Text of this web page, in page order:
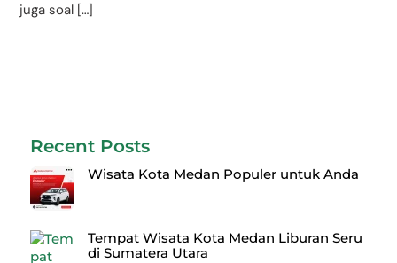
juga soal […]
Recent Posts
Wisata Kota Medan Populer untuk Anda
Tempat Wisata Kota Medan Liburan Seru
di Sumatera Utara